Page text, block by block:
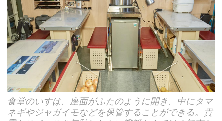
食堂のいすは、座面がふたのように開き、中にタマ
ネギやジャガイモなどを保管することができる。貴